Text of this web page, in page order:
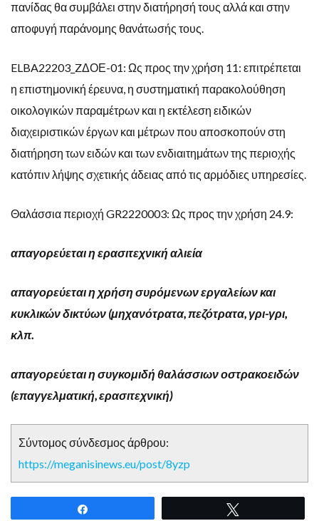
πανίδας θα συμβάλει στην διατήρησή τους αλλά και στην
αποφυγή παράνομης θανάτωσής τους.
ELBA22203_ZΔΟΕ-01: Ως προς την χρήση 11: επιτρέπεται
η επιστημονική έρευνα, η συστηματική παρακολούθηση
οικολογικών παραμέτρων και η εκτέλεση ειδικών
διαχειριστικών έργων και μέτρων που αποσκοπούν στη
διατήρηση των ειδών και των ενδιαιτημάτων της περιοχής
κατόπιν λήψης σχετικής άδειας από τις αρμόδιες υπηρεσίες.
Θαλάσσια περιοχή GR2220003: Ως προς την χρήση 24.9:
απαγορεύεται η ερασιτεχνική αλιεία
απαγορεύεται η χρήση συρόμενων εργαλείων και
κυκλικών δικτύων (μηχανότρατα, πεζότρατα, γρι-γρι,
κλπ.
απαγορεύεται η συγκομιδή θαλάσσιων οστρακοειδών
(επαγγελματική, ερασιτεχνική)
Σύντομος σύνδεσμος άρθρου:
https://meganisinews.eu/post/8yzp